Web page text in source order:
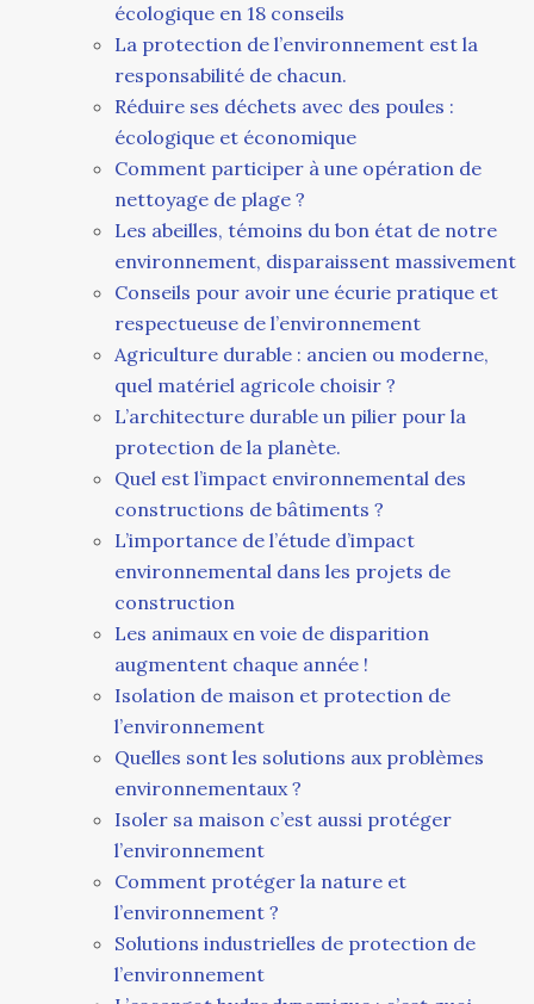
écologique en 18 conseils
La protection de l’environnement est la
responsabilité de chacun.
Réduire ses déchets avec des poules :
écologique et économique
Comment participer à une opération de
nettoyage de plage ?
Les abeilles, témoins du bon état de notre
environnement, disparaissent massivement
Conseils pour avoir une écurie pratique et
respectueuse de l’environnement
Agriculture durable : ancien ou moderne,
quel matériel agricole choisir ?
L’architecture durable un pilier pour la
protection de la planète.
Quel est l’impact environnemental des
constructions de bâtiments ?
L’importance de l’étude d’impact
environnemental dans les projets de
construction
Les animaux en voie de disparition
augmentent chaque année !
Isolation de maison et protection de
l’environnement
Quelles sont les solutions aux problèmes
environnementaux ?
Isoler sa maison c’est aussi protéger
l’environnement
Comment protéger la nature et
l’environnement ?
Solutions industrielles de protection de
l’environnement